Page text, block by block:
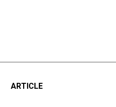
ARTICLE